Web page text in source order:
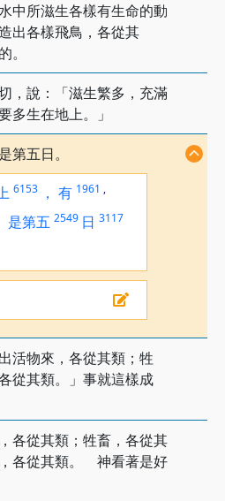
中所滋生各樣有生命的動
出各樣飛鳥，各從其
，說：「滋生繁多，充滿
多生在地上。」
第五日。
6153 ， 有 1961 ,
是第五 2549 日 3117
活物來，各從其類；牲
從其類。」事就這樣成
各從其類；牲畜，各從其
各從其類。 神看著是好